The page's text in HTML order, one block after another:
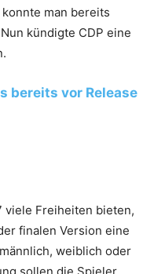
man bereits
kündigte CDP eine
bereits vor Release
viele Freiheiten bieten,
finalen Version eine
weiblich oder
sollen die Spieler